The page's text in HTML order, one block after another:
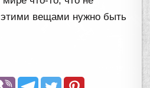
этими вещами нужно быть